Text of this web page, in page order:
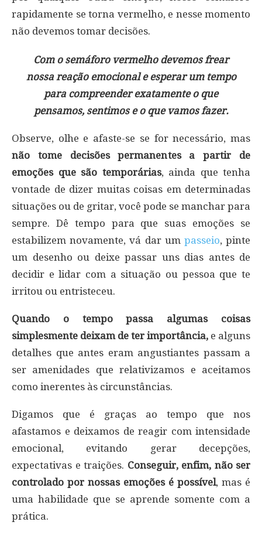
rapidamente se torna vermelho, e nesse momento
não devemos tomar decisões.
Com o semáforo vermelho devemos frear
nossa reação emocional e esperar um tempo
para compreender exatamente o que
pensamos, sentimos e o que vamos fazer.
Observe, olhe e afaste-se se for necessário, mas
não tome decisões permanentes a partir de
emoções que são temporárias, ainda que tenha
vontade de dizer muitas coisas em determinadas
situações ou de gritar, você pode se manchar para
sempre. Dê tempo para que suas emoções se
estabilizem novamente, vá dar um passeio, pinte
um desenho ou deixe passar uns dias antes de
decidir e lidar com a situação ou pessoa que te
irritou ou entristeceu.
Quando o tempo passa algumas coisas
simplesmente deixam de ter importância, e alguns
detalhes que antes eram angustiantes passam a
ser amenidades que relativizamos e aceitamos
como inerentes às circunstâncias.
Digamos que é graças ao tempo que nos
afastamos e deixamos de reagir com intensidade
emocional, evitando gerar decepções,
expectativas e traições. Conseguir, enfim, não ser
controlado por nossas emoções é possível, mas é
uma habilidade que se aprende somente com a
prática.